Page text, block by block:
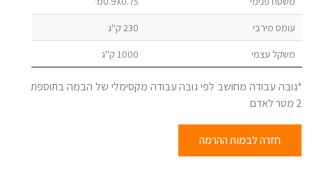
עומס מירבי
230 ק''ג
משקל עצמי
1000 ק''ג
*גובה עבודה מחושב לפי גובה עבודה מקסימלי של הבמה בתוספת
2 מטר לאדם
חזרה לבמות ההרמה